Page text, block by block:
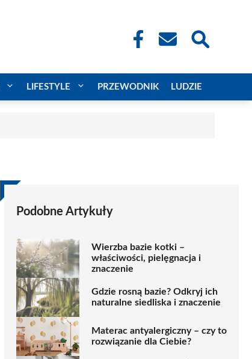
LIFESTYLE PRZEWODNIK LUDZIE
Podobne Artykuły
Wierzba bazie kotki –
właściwości, pielęgnacja i
znaczenie
Gdzie rosną bazie? Odkryj ich
naturalne siedliska i znaczenie
Materac antyalergiczny – czy to
rozwiązanie dla Ciebie?